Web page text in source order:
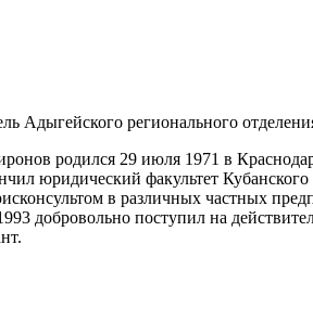
регионального
родился 29 июля 1971 в
факультет Кубанского
в различных частных
поступил на